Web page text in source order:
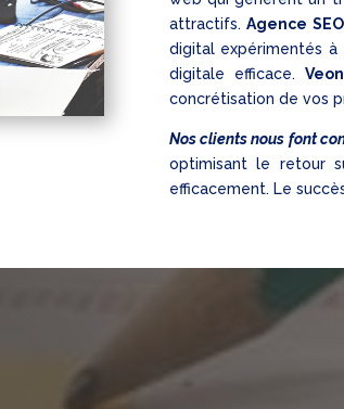
attractifs.Agence
digital expérimentés à
digitale efficace.
concrétisation de vos
Nos clients nous font
optimisant le retour
efficacement. Le